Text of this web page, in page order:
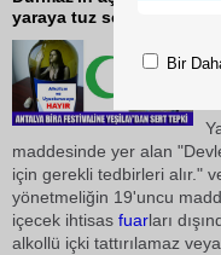
yaraya tuz serpti
maddesinde yer alan
için gerekli tedbirleri alır."
yönetmeliğin 19'uncu
içecek ihtisas fuarları
alkollü içki tattırılamaz
Bir